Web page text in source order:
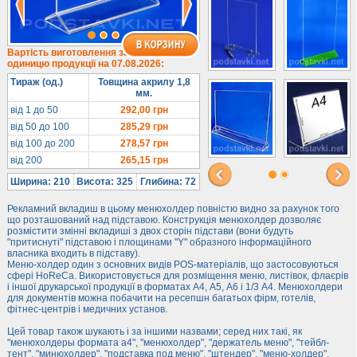
Під євробуклет
Під мобільні
Під біжутерію
Гірки та подіуми
Під косметику
Під солодке
Для хот-догів
Лототрони
Ящики з акрилу
Цінники
Засоби захисту
Інформ. стенди
Підлогові стійки
Вартість виготовлення за
одиницю продукції на 07.08.2026:
Тираж (од.)
Товщина акрилу 1,8
мм.
від 1 до 50
292,00грн
від 50 до 100
285,29грн
від 100 до 200
278,57грн
від 200
265,15грн
Ширина: 210
Висота: 325 Глибина: 72
Рекламний вкладиш в цьому менюхолдер повністю видно за рахунок того
що розташований над підставою. Конструкція менюхолдер дозволяє
розмістити змінні вкладиші з двох сторін підстави (вони будуть
"притиснуті" підставою і площинами "Y" образного інформаційного
власника входить в підставу).
Меню-холдер один з основних видів POS-матеріалів, що застосовуються
сфері HoReCa. Використовується для розміщення меню, листівок, флаєрів
і іншої друкарської продукції в форматах А4, А5, А6 і 1/3 А4. Менюхолдери
для документів можна побачити на ресепшн багатьох фірм, готелів,
фітнес-центрів і медичних установ.
Цей товар також шукають і за іншими назвами; серед них такі, як
"менюхолдеры формата а4", "менюхолдер", "держатель меню", "тейбл-
тент", "минюхолдер", "подставка под меню", "штендер", "меню-холдер",